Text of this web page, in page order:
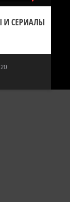
СЕРИАЛЫ